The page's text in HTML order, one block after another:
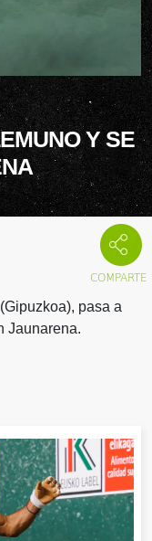
Y SE
pasa a
Jaunarena.